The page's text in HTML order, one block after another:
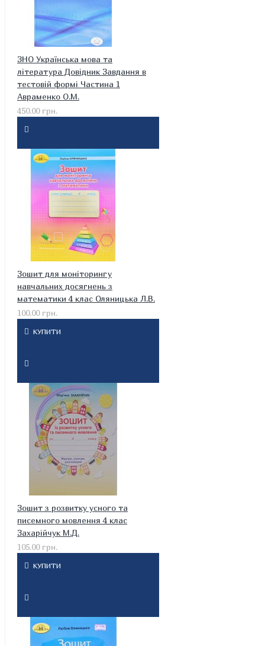
ЗНО Українська мова та
література Довідник Завдання в
тестовій формі Частина 1
Авраменко О.М.
450.00 грн.
Зошит для моніторингу
навчальних досягнень з
математики 4 клас Оляницька Л.В.
100.00 грн.
КУПИТИ
Зошит з розвитку усного та
писемного мовлення 4 клас
Захарійчук М.Д.
105.00 грн.
КУПИТИ